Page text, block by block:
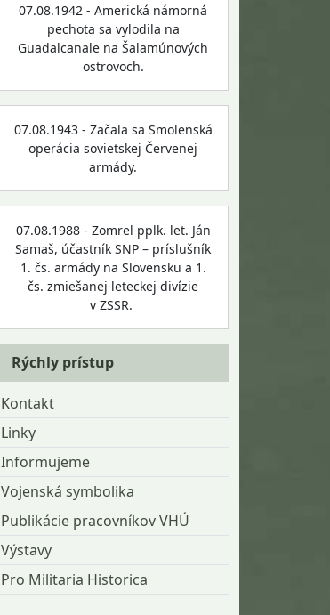
07.08.1942 - Americká námorná
pechota sa vylodila na
Guadalcanale na Šalamúnových
ostrovoch.
07.08.1943 - Začala sa Smolenská
operácia sovietskej Červenej
armády.
07.08.1988 - Zomrel pplk. let. Ján
Samaš, účastník SNP – príslušník
1. čs. armády na Slovensku a 1.
čs. zmiešanej leteckej divízie
v ZSSR.
Rýchly prístup
Kontakt
Linky
Informujeme
Vojenská symbolika
Publikácie pracovníkov VHÚ
Výstavy
Pro Militaria Historica